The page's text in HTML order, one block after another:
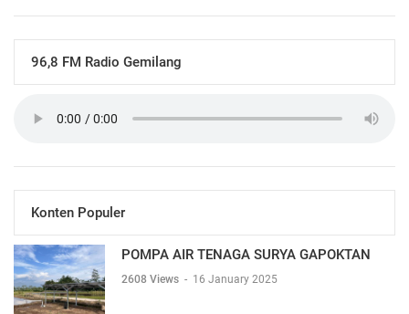
96,8 FM Radio Gemilang
Konten Populer
POMPA AIR TENAGA SURYA GAPOKTAN
2608 Views - 16 January 2025